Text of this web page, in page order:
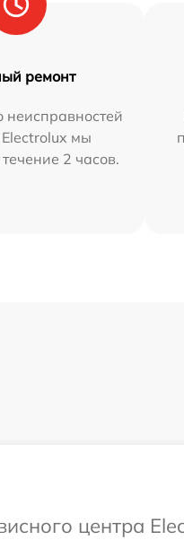
ремонт
неисправностей
мы
2 часов.
центра